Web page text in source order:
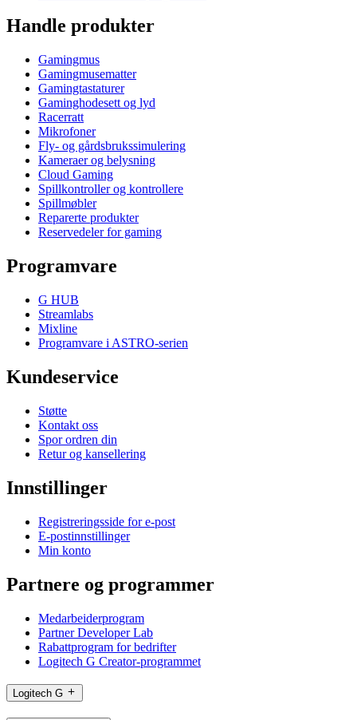
Handle produkter
Gamingmus
Gamingmusematter
Gamingtastaturer
Gaminghodesett og lyd
Racerratt
Mikrofoner
Fly- og gårdsbrukssimulering
Kameraer og belysning
Cloud Gaming
Spillkontroller og kontrollere
Spillmøbler
Reparerte produkter
Reservedeler for gaming
Programvare
G HUB
Streamlabs
Mixline
Programvare i ASTRO-serien
Kundeservice
Støtte
Kontakt oss
Spor ordren din
Retur og kansellering
Innstillinger
Registreringsside for e-post
E-postinnstillinger
Min konto
Partnere og programmer
Medarbeiderprogram
Partner Developer Lab
Rabattprogram for bedrifter
Logitech G Creator-programmet
Logitech G